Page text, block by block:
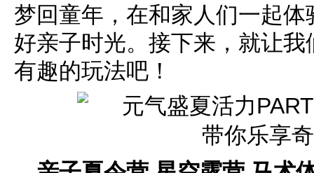
梦回童年，在和家人们一起
好亲子时光。接下来，就让
有趣的玩法吧！